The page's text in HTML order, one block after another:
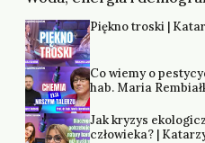
Piękno troski |
Co wiemy o
hab. Maria
Jak kryzys
człowieka? |